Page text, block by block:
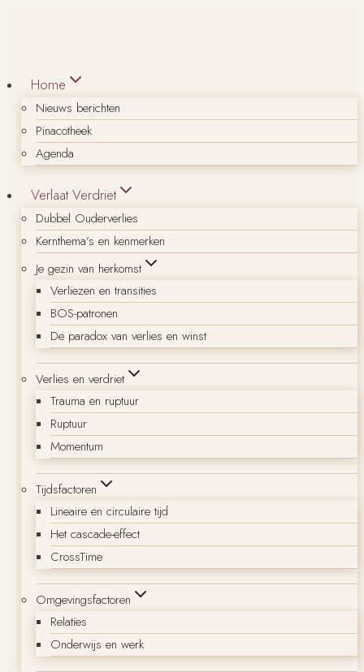
Home
Nieuws berichten
Pinacotheek
Agenda
Verlaat Verdriet
Dubbel Ouderverlies
Kernthema’s en kenmerken
Je gezin van herkomst
Verliezen en transities
BOS-patronen
De paradox van verlies en winst
Verlies en verdriet
Trauma en ruptuur
Ruptuur
Momentum
Tijdsfactoren
Lineaire en circulaire tijd
Het cascade-effect
CrossTime
Omgevingsfactoren
Relaties
Onderwijs en werk